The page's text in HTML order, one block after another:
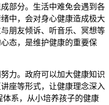
部分。生活中难免会遇到各
中，会对身心健康造成极大
朋友倾诉、听音乐、冥想等
态，是维护健康的重要保
力。政府可以加大健康知识
座等形式，让健康理念深入
系，从小培养孩子的健康